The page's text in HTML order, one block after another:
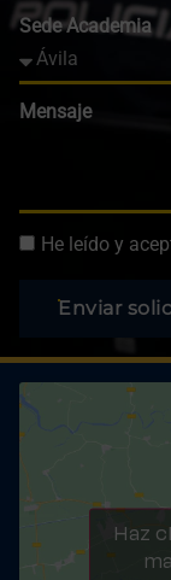
Sede Academia
Mensaje
He leído y
Enviar
Haz